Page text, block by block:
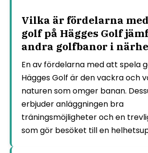
Vilka är fördelarna
golf på Hägges Golf
andra golfbanor i
En av fördelarna med att spela
Hägges Golf är den vackra och
naturen som omger banan.
erbjuder anläggningen bra
träningsmöjligheter och en
som gör besöket till en